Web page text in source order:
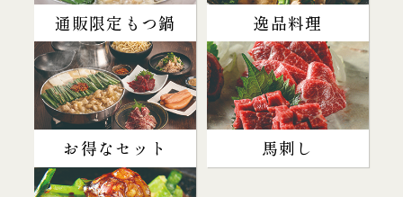
通販限定もつ鍋 逸品料理
お得なセット 馬刺し